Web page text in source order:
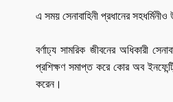
এ সময় সেনাবাহিনী প্রধানের সহধর্মিনীও
বর্ণাঢ্য সামরিক জীবনের অধিকারী
প্রশিক্ষণ সমাপ্ত করে কোর অব
করেন।